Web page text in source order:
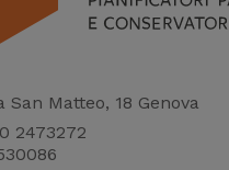
San Matteo, 18 Genova
2473272